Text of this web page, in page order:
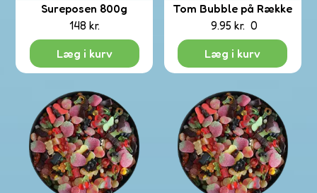
Sureposen 800g
148 kr.
Læg i kurv
Tom Bubble på Række
9.95 kr. 0
Læg i kurv